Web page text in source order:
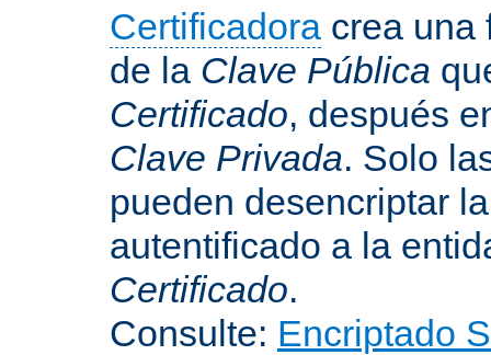
Certificadora crea una
de la Clave Pública
Certificado, después
Clave Privada. Solo
pueden desencriptar
autentificado a la
Certificado.
Consulte: Encriptado